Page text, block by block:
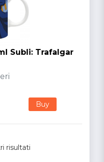
Subli: Trafalgar
Buy
risultati